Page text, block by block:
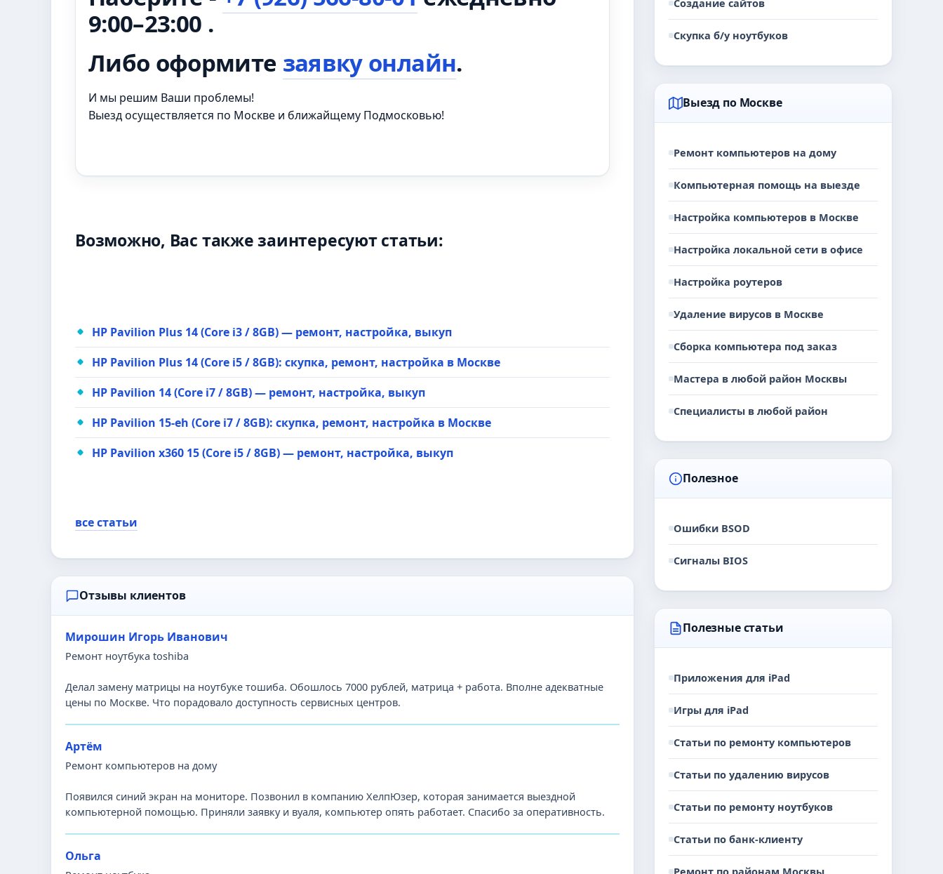
9:00–23:00 .
Либо оформите заявку онлайн.
И мы решим Ваши проблемы!
Выезд осуществляется по Москве и ближайщему Подмосковью!
Возможно, Вас также заинтересуют статьи:
HP Pavilion Plus 14 (Core i3 / 8GB) — ремонт, настройка, выкуп
HP Pavilion Plus 14 (Core i5 / 8GB): скупка, ремонт, настройка в Москве
HP Pavilion 14 (Core i7 / 8GB) — ремонт, настройка, выкуп
HP Pavilion 15-eh (Core i7 / 8GB): скупка, ремонт, настройка в Москве
HP Pavilion x360 15 (Core i5 / 8GB) — ремонт, настройка, выкуп
все статьи
Отзывы клиентов
Мирошин Игорь Иванович
Ремонт ноутбука toshiba
Делал замену матрицы на ноутбуке тошиба. Обошлось 7000 рублей, матрица + работа. Вполне адекватные
цены по Москве. Что порадовало доступность сервисных центров.
Артём
Ремонт компьютеров на дому
Появился синий экран на мониторе. Позвонил в компанию ХелпЮзер, которая занимается выездной
компьютерной помощью. Приняли заявку и вуаля, компьютер опять работает. Спасибо за оперативность.
Ольга
Создание сайтов
Скупка б/у ноутбуков
Выезд по Москве
Ремонт компьютеров на дому
Компьютерная помощь на выезде
Настройка компьютеров в Москве
Настройка локальной сети в офисе
Настройка роутеров
Удаление вирусов в Москве
Сборка компьютера под заказ
Мастера в любой район Москвы
Специалисты в любой район
Полезное
Ошибки BSOD
Сигналы BIOS
Полезные статьи
Приложения для iPad
Игры для iPad
Статьи по ремонту компьютеров
Статьи по удалению вирусов
Статьи по ремонту ноутбуков
Статьи по банк-клиенту
Ремонт по районам Москвы